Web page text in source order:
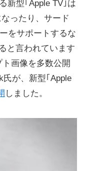
新型｢Apple TV｣は
ったり、サード
をサポートするな
と言われています
画像を多数公開
氏が、新型｢Apple
しました。